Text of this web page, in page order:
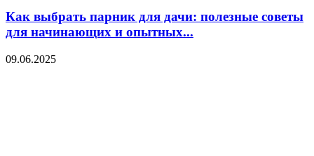
Как выбрать парник для дачи: полезные советы
для начинающих и опытных...
09.06.2025